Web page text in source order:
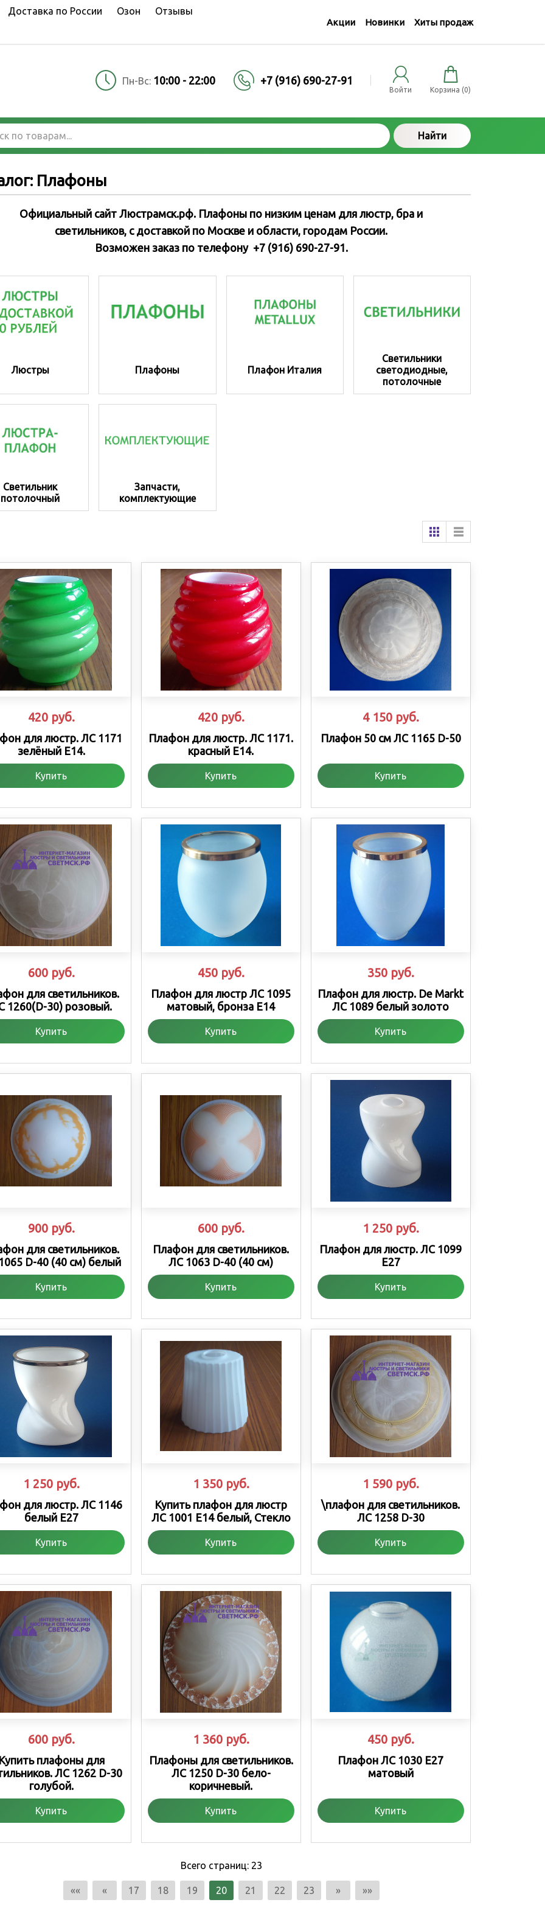
Доставка по России Озон Отзывы
Акции Новинки Хиты продаж
Пн-Вс: 10:00 - 22:00 +7 (916) 690-27-91
Войти Корзина (0)
Найти
Плафоны
Официальный сайт Люстрамск.рф. Плафоны по низким ценам для люстр, бра и
светильников, с доставкой по Москве и области, городам России.
Возможен заказ по телефону +7 (916) 690-27-91.
Люстры Плафоны Плафон Италия
Светильники
светодиодные,
потолочные
Светильник
потолочный
Запчасти,
комплектующие
420 руб.
для люстр. ЛС 1171
зелёный Е14.
Купить
420 руб.
Плафон для люстр. ЛС 1171.
красный Е14.
Купить
4 150 руб.
Плафон 50 см ЛС 1165 D-50
Купить
600 руб.
для светильников.
1260(D-30) розовый.
Купить
450 руб.
Плафон для люстр ЛС 1095
матовый, бронза Е14
Купить
350 руб.
Плафон для люстр. De Markt
ЛС 1089 белый золото
Купить
900 руб.
для светильников.
D-40 (40 см) белый
Купить
600 руб.
Плафон для светильников.
ЛС 1063 D-40 (40 см)
Купить
1 250 руб.
Плафон для люстр. ЛС 1099
Е27
Купить
1 250 руб.
для люстр. ЛС 1146
белый Е27
Купить
1 350 руб.
Купить плафон для люстр
ЛС 1001 Е14 белый, Стекло
Купить
1 590 руб.
\плафон для светильников.
ЛС 1258 D-30
Купить
600 руб.
плафоны для
ЛС 1262 D-30
голубой.
Купить
1 360 руб.
Плафоны для светильников.
ЛС 1250 D-30 бело-
коричневый.
Купить
450 руб.
Плафон ЛС 1030 Е27
матовый
Купить
Всего страниц: 23
«« « 17 18 19 20 21 22 23 » »»